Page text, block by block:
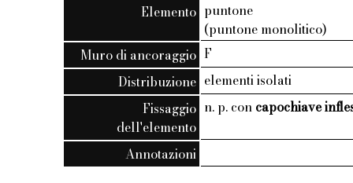
Elemento puntone
(puntone monolitico)
Muro di ancoraggio F
Distribuzione elementi isolati
Fissaggio
dell'elemento
n. p. con capochiave
Annotazioni